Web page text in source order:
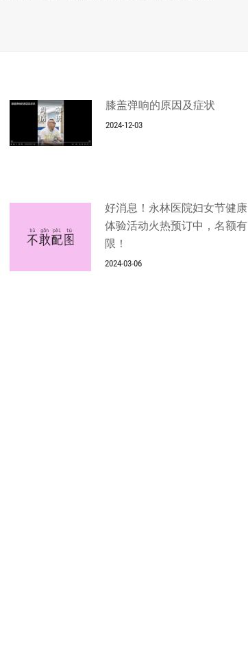
膝盖弹响的原因及症状
2024-12-03
好消息！永林医院妇女节健康
体验活动火热预订中，名额有
限！
2024-03-06